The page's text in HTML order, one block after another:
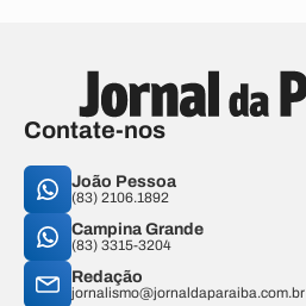
Contate-nos
João Pessoa
(83) 2106.1892
Campina Grande
(83) 3315-3204
Redação
jornalismo@jornaldaparaiba.com.br